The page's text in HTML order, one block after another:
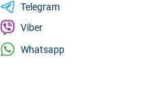
Telegram
Viber
Whatsapp